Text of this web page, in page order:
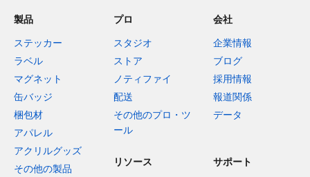
製品
ステッカー
ラベル
マグネット
缶バッジ
梱包材
アパレル
アクリルグッズ
その他の製品
プロ
スタジオ
ストア
ノティファイ
配送
その他のプロ・ツ
ール
会社
企業情報
ブログ
採用情報
報道関係
データ
リソース
サポート